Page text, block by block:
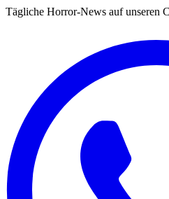
Tägliche Horror-News auf unseren